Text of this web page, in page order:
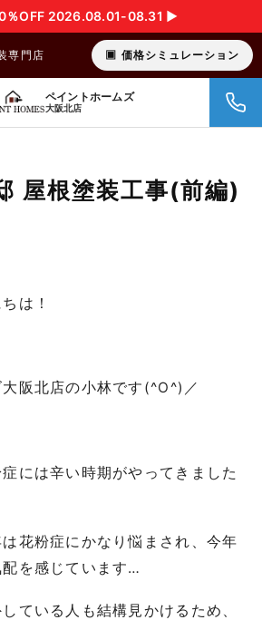
％OFF 2026.08.01-08.31 ▶︎
専門店 価格シミュレーション
ペイントホームズ
大阪北店
屋根塗装工事(前編)
は！
阪北店の小林です(^O^)／
には辛い時期がやってきました
花粉症にかなり悩まされ、今年
を感じています…
ている人も結構見かけるため、